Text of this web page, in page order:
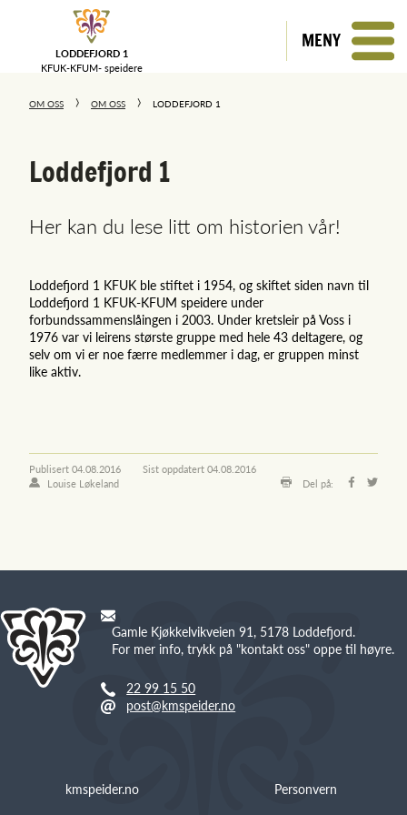
LODDEFJORD 1
KFUK-KFUM- speidere
MENY
OM OSS OM OSS LODDEFJORD 1
Loddefjord 1
Her kan du lese litt om historien vår!
Loddefjord 1 KFUK ble stiftet i 1954, og skiftet siden navn til
Loddefjord 1 KFUK-KFUM speidere under
forbundssammenslåingen i 2003. Under kretsleir på Voss i
1976 var vi leirens største gruppe med hele 43 deltagere, og
selv om vi er noe færre medlemmer i dag, er gruppen minst
like aktiv.
Publisert04.08.2016 Sist oppdatert04.08.2016
Louise Løkeland
Del på:
Gamle Kjøkkelvikveien 91, 5178 Loddefjord.
For mer info, trykk på "kontakt oss" oppe til høyre.
22 99 15 50
post@kmspeider.no
kmspeider.no
Personvern